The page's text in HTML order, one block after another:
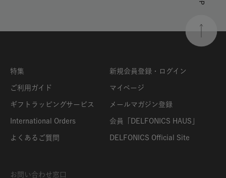
特集
ご利用ガイド
ギフトラッピングサービス
International Orders
よくあるご質問
新規会員登録・ログイン
マイページ
メールマガジン登録
会員「DELFONICS HAUS」
DELFONICS Official Site
お問い合わせ窓口